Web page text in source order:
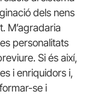
dels nens
M’agradaria
personalitats
Si és així,
i enriquidors i,
se i